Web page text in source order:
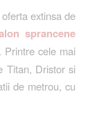
extinsa de
sprancene
Printre cele mai
Titan, Dristor si
de metrou, cu